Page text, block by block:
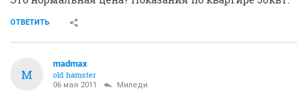
ОТВЕТИТЬ
M
madmax
old hamster
06 мая 2011 Миледи